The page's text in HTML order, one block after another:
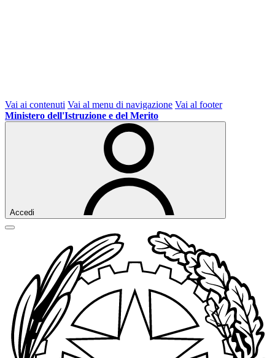
Vai ai contenuti Vai al menu di navigazione Vai al footer
Ministero dell'Istruzione e del Merito
Accedi